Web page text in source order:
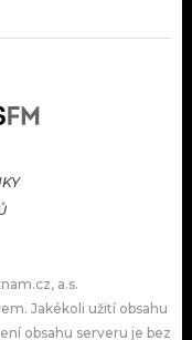
a.s.
Jakékoli užití obsahu
obsahu serveru je bez